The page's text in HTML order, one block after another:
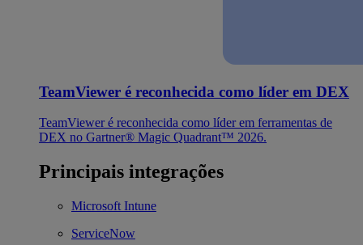
TeamViewer é reconhecida como líder em DEX
TeamViewer é reconhecida como líder em ferramentas de
DEX no Gartner® Magic Quadrant™ 2026.
Principais integrações
Microsoft Intune
ServiceNow